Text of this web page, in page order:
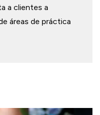
a clientes a
áreas de práctica